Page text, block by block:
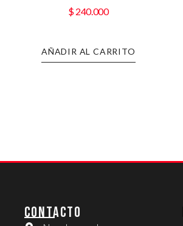
$240.000
AÑADIR AL CARRITO
CONTACTO